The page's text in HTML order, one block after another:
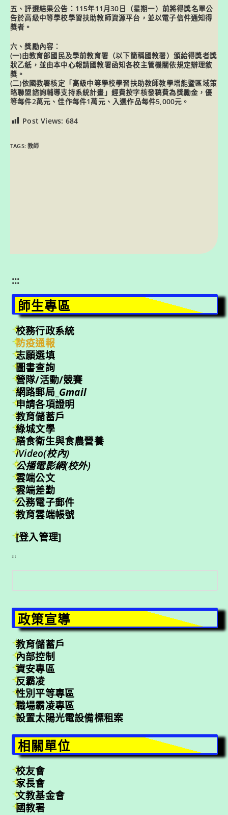
五、評選結果公告：115年11月30日（星期一）前將得獎名單公
告於高級中等學校學習扶助教師資源平台，並以電子信件通知得
獎者。
六、獎勵內容：
(一)由教育部國民及學前教育署（以下簡稱國教署）頒給得獎者獎
狀乙紙，並由本中心報請國教署函知各校主管機關依規定辦理敘
獎。
(二)依國教署核定「高級中等學校學習扶助教師教學增能暨區域策
略聯盟諮詢輔導支持系統計畫」經費按字核發稿費為獎勵金，優
等每件2萬元、佳作每件1萬元、入選作品每件5,000元。
Post Views: 684
TAGS:教師
:::
師生專區
校務行政系統
防疫通報
志願選填
圖書查詢
營隊/活動/競賽
網路郵局_ Gmail
申請各項證明
教育儲蓄戶
綠城文學
膳食衛生與食農營養
iVideo(校內)
公播電影網(校外)
雲端公文
雲端差勤
公務電子郵件
教育雲端帳號
[登入管理]
:::
搜
尋
政策宣導
教育儲蓄戶
內部控制
資安專區
反霸凌
性別平等專區
職場霸凌專區
設置太陽光電設備標租案
相關單位
校友會
家長會
文教基金會
國教署